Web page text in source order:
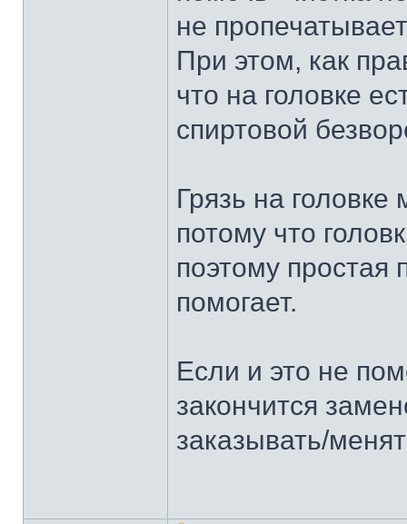
не
При этом, как
что на головке
спиртовой
Грязь на
потому что
поэтому простая
помогает.
Если и это не
закончится
заказывать/